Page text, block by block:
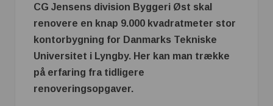
CG Jensens division Byggeri Øst skal
renovere en knap 9.000 kvadratmeter stor
kontorbygning for Danmarks Tekniske
Universitet i Lyngby. Her kan man trække
på erfaring fra tidligere
renoveringsopgaver.